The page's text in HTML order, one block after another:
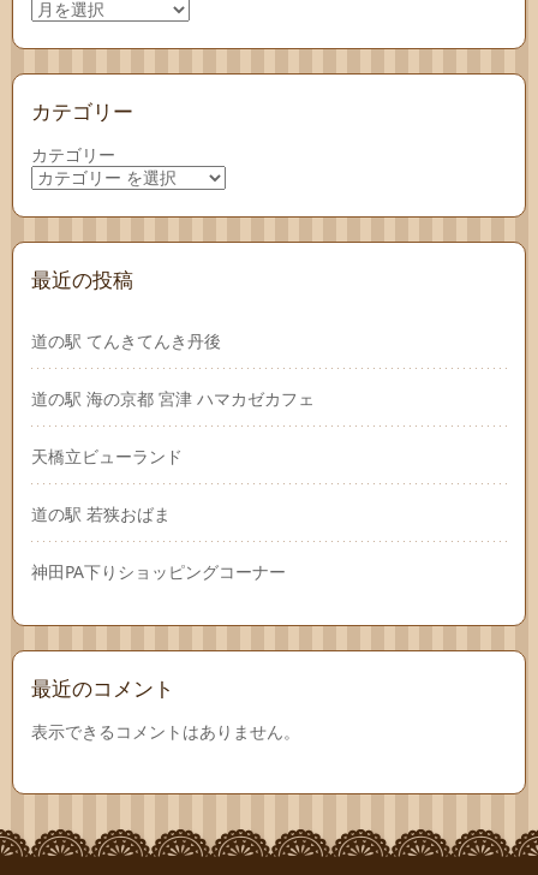
カテゴリー
カテゴリー
最近の投稿
道の駅 てんきてんき丹後
道の駅 海の京都 宮津 ハマカゼカフェ
天橋立ビューランド
道の駅 若狭おばま
神田PA下りショッピングコーナー
最近のコメント
表示できるコメントはありません。